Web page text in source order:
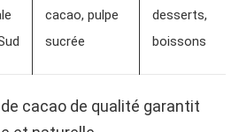
cacao, pulpe
sucrée
desserts,
boissons
cacao de qualité garantit